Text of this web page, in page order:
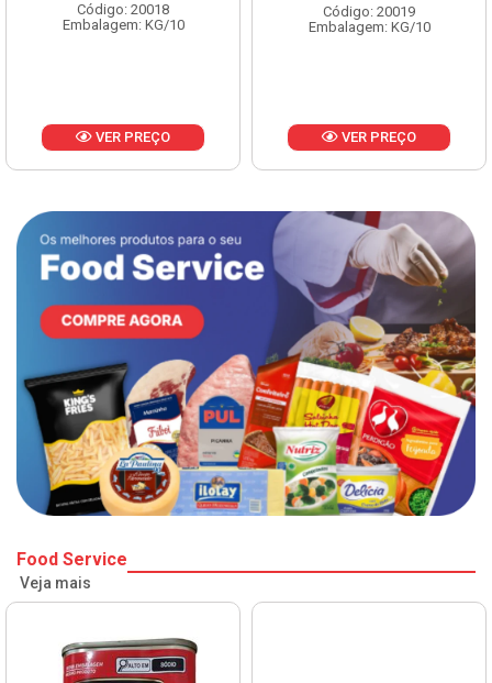
Código: 20019
Embalagem: KG/10
VER PREÇO
Código: 20161
Embalagem: KG/10
VER PREÇO
Food Service
Veja mais